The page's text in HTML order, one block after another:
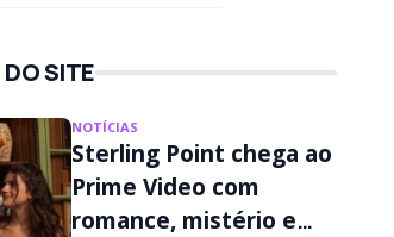
SITE
NOTÍCIAS
Sterling Point chega ao
Prime Video com
romance, mistério e